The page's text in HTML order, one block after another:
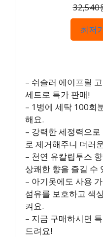
32,540
최저
– 쉬슬러 에이프릴
세트로 특가 판매!
– 1병에 세탁 100회
해요.
– 강력한 세정력으
로 제거해주니 더러
– 천연 유칼립투스
상쾌한 향을 즐길 수
– 아기옷에도 사용
섬유를 보호하고 색
켜요.
– 지금 구매하시면
드려요!